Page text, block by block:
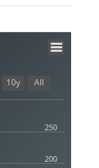
200
250
10y All